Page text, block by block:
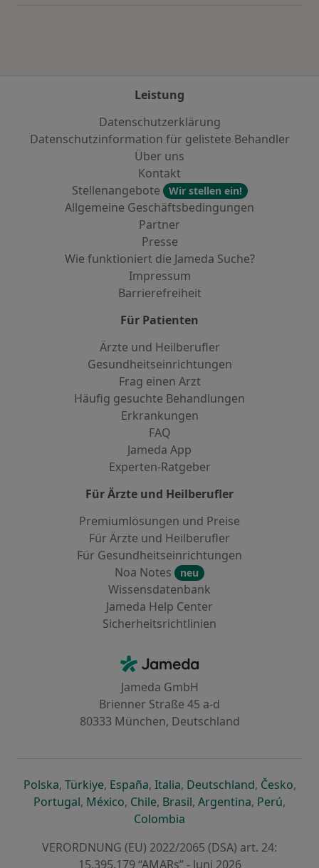
Leistung
Datenschutzerklärung
Datenschutzinformation für gelistete Behandler
Über uns
Kontakt
Stellenangebote
Wir stellen ein!
Allgemeine Geschäftsbedingungen
Partner
Presse
Wie funktioniert die Jameda Suche?
Impressum
Barrierefreiheit
Für Patienten
Ärzte und Heilberufler
Gesundheitseinrichtungen
Frag einen Arzt
Häufig gesuchte Behandlungen
Erkrankungen
FAQ
Jameda App
Experten-Ratgeber
Für Ärzte und Heilberufler
Premiumlösungen und Preise
Für Ärzte und Heilberufler
Für Gesundheitseinrichtungen
Noa Notes
neu
Wissensdatenbank
Jameda Help Center
Sicherheitsrichtlinien
Jameda - Startseite
Jameda GmbH
Brienner Straße 45 a-d
80333 München, Deutschland
Polskaöffnet in einer neuen Registerkarte
, Türkiyeöffnet in einer neuen Registerkarte
, Españaöffnet in einer neuen
, Italiaöffnet in einer neuen
, Deutschlandöffnet in
, Česko,
Portugalöffnet in einer neuen Registerkarte
, Méxicoöffnet in einer neuen Registerkarte
, Chileöffnet in einer neuen
, Brasilöffnet in einer neuen
, Argentinaöffnet in
, Perúöffnet
,
Colombia
VERORDNUNG (EU) 2022/2065 (DSA) art. 24:
15.395.179 “AMARs” - Juni 2026